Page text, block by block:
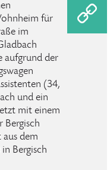
für
im
aufgrund der
(34,
und ein
mit einem
Bergisch
dem
Bergisch